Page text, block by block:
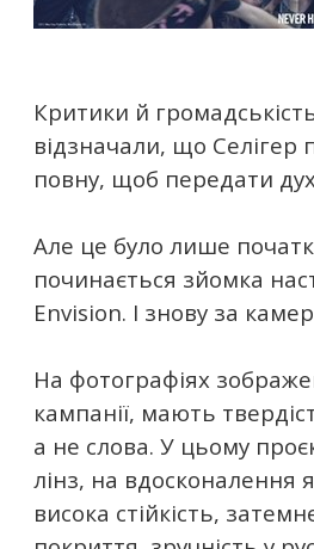
Критики й
відзначали, що
повну, щоб передати дух
Але це було лише
починається зйомка
Envision. І знову за
На фотографіях
кампанії, мають
а не слова. У цьому
лінз, на вдосконалення
висока стійкість,